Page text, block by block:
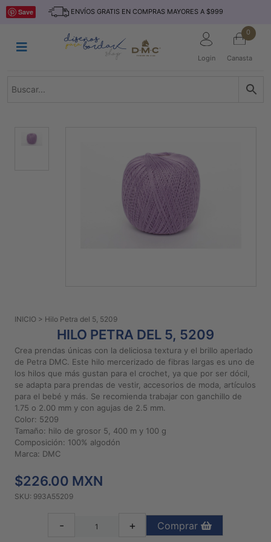
Saltar
ENVÍOS GRATIS EN COMPRAS MAYORES A $999
Login
0
Canasta
INICIO
TEJIDO
TELAS
Preguntas
Aviso De
Privacidad
Políticas
Compra
Diseños
Save
INICIO > Hilo Petra del 5, 5209
HILO PETRA DEL 5, 5209
Crea prendas únicas con la deliciosa textura y el brillo aperlado
de Petra DMC. Este hilo mercerizado de fibras largas es uno de
los hilos que más gustan para el crochet, ya que por ser dócil,
se adapta para prendas de vestir, accesorios de moda, artículos
para el bebé y más. Se recomienda trabajar con ganchillo de
1.75 o 2.00 mm y con agujas de 2.5 mm.
Color: 5209
Tamaño: hilo de grosor 5, 400 m y 100 g
Composición: 100% algodón
Marca: DMC
$226.00 MXN
SKU: 993A55209
- + Comprar